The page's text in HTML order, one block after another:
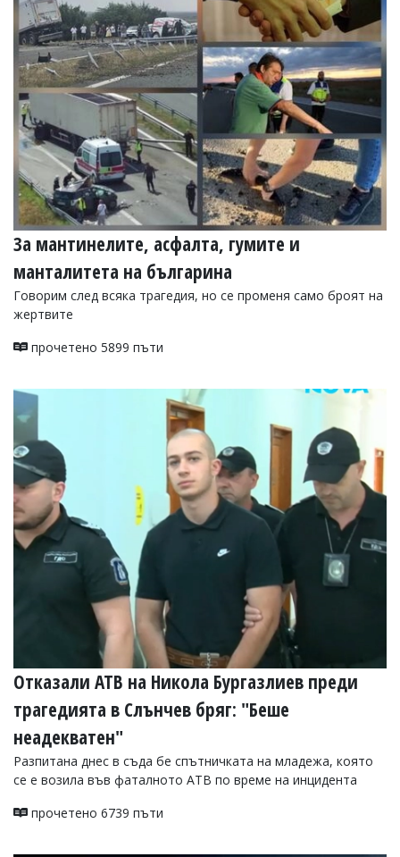
За мантинелите, асфалта, гумите и
манталитета на българина
Говорим след всяка трагедия, но се променя само броят на
жертвите
прочетено 5899 пъти
Отказали АТВ на Никола Бургазлиев преди
трагедията в Слънчев бряг: "Беше
неадекватен"
Разпитана днес в съда бе спътничката на младежа, която
се е возила във фаталното АТВ по време на инцидента
прочетено 6739 пъти